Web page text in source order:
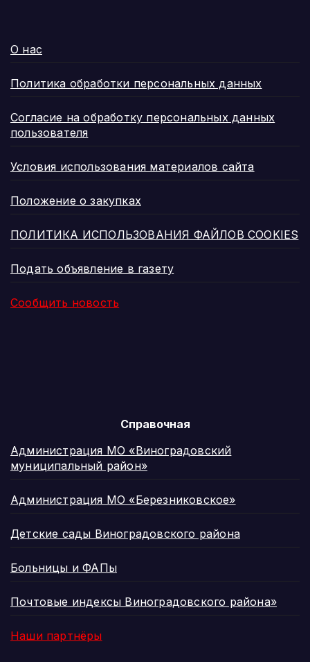
О нас
Политика обработки персональных данных
Согласие на обработку персональных данных
пользователя
Условия использования материалов сайта
Положение о закупках
ПОЛИТИКА ИСПОЛЬЗОВАНИЯ ФАЙЛОВ COOKIES
Подать объявление в газету
Сообщить новость
Справочная
Администрация МО «Виноградовский
муниципальный район»
Администрация МО «Березниковское»
Детские сады Виноградовского района
Больницы и ФАПы
Почтовые индексы Виноградовского района»
Наши партнёры